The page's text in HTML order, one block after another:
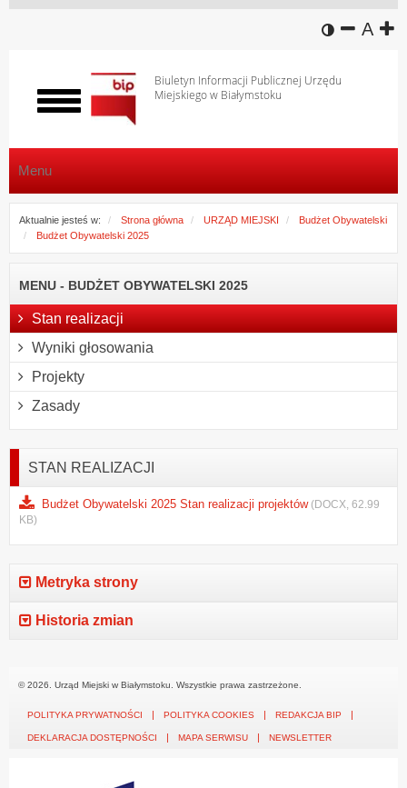
wersja
A
Biuletyn Informacji Publicznej Urzędu
Miejskiego w Białymstoku
Włącz
menu
Menu
Aktualnie jesteś w: Strona główna URZĄD MIEJSKI
Budżet Obywatelski
Budżet Obywatelski 2025
MENU - BUDŻET OBYWATELSKI 2025
Stan realizacji
Wyniki głosowania
Projekty
Zasady
STAN REALIZACJI
Budżet Obywatelski 2025 Stan realizacji projektów (DOCX, 62.99
KB)
Metryka strony
Historia zmian
© 2026. Urząd Miejski w Białymstoku. Wszystkie prawa zastrzeżone.
POLITYKA PRYWATNOŚCI POLITYKA COOKIES REDAKCJA BIP
DEKLARACJA DOSTĘPNOŚCI MAPA SERWISU NEWSLETTER